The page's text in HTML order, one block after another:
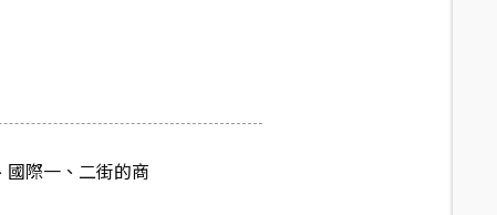
國際一、二街的商